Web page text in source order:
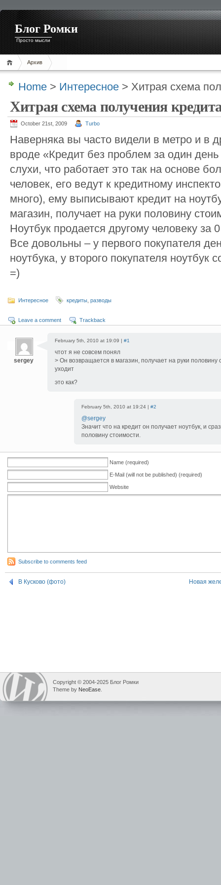
Блог Ромки
Просто мысли
Архив
Home > Интересное > Хитрая схема
Хитрая схема получения
October 21st, 2009 Turbo
Наверняка вы часто видели в метро и в
вроде «Кредит без проблем за один
слухи, что работает это так на основе
человек, его ведут к кредитному
много), ему выписывают кредит на
магазин, получает на руки половину
Ноутбук продается другому человеку за
Все довольны – у первого покупателя
ноутбука, у второго покупателя ноутбук
=)
Интересное кредиты разводы
Leave a comment Trackback
sergey
February 5th, 2010 at 19:09 | #1
чтот я не совсем понял
> Он возвращается в магазин, получает на руки половину
уходит
это как?
February 5th, 2010 at 19:24 | #2
@sergey
Значит что на кредит он получает ноутбук, и
половину стоимости.
Name (required)
E-Mail (will not be published) (required)
Website
Subscribe to comments feed
В Кусково (фото) Новая
Copyright © 2004-2025 Блог Ромки
Theme by NeoEase